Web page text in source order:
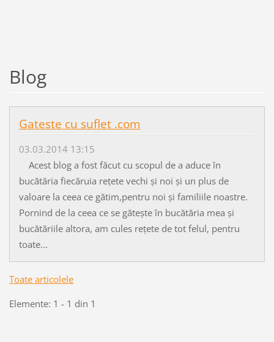
Blog
Gateste cu suflet .com
03.03.2014 13:15
Acest blog a fost făcut cu scopul de a aduce în
bucătăria fiecăruia rețete vechi și noi și un plus de
valoare la ceea ce gătim,pentru noi și familiile noastre.
Pornind de la ceea ce se gătește în bucătăria mea și
bucătăriile altora, am cules rețete de tot felul, pentru
toate...
Toate articolele
Elemente: 1 - 1 din 1